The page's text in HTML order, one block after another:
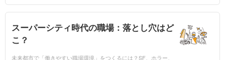
スーパーシティ時代の職場：落とし穴はど
こ？
未来都市で「働きやすい職場環境」をつくるには？SF、ホラー、